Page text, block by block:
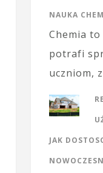
NAUKA
Chemia
potrafi
uczniom,
JAK